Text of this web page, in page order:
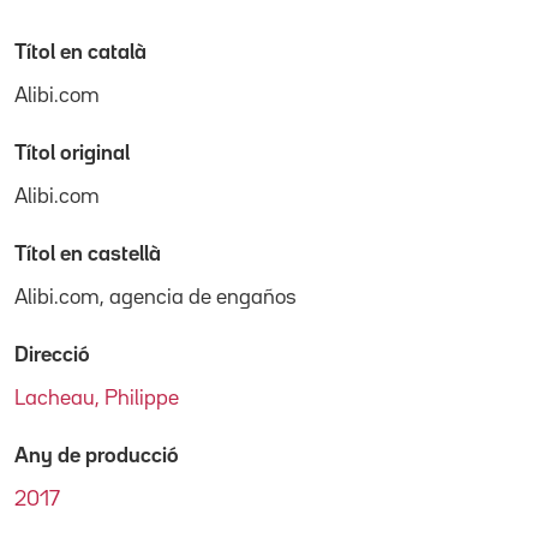
Títol en català
Alibi.com
Títol original
Alibi.com
Títol en castellà
Alibi.com, agencia de engaños
Direcció
Lacheau, Philippe
Any de producció
2017